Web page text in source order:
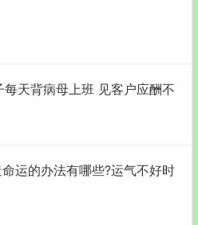
每天背病母上班 见客户应酬不
运的办法有哪些?运气不好时